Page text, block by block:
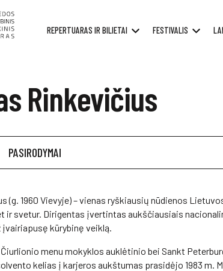
REPERTUARAS IR BILIETAI FESTIVALIS
Rinkevičius
PASIRODYMAI
(g. 1960 Vievyje) – vienas ryškiausių nūdienos
ir svetur. Dirigentas įvertintas aukščiausiais
kūrybinę veiklą.
menu mokyklos auklėtinio bei Sankt
kelias į karjeros aukštumas prasidėjo 1983 m.